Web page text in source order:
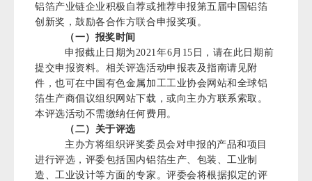
铝箔产业链企业积极自荐或推荐申报第五届中国铝箔
创新奖，鼓励各合作方联合申报奖项。
（一）报奖时间
申报截止日期为2021年6月15日，请在此日期前
提交申报资料。相关评选活动申报表及指南请见附
件，也可在中国有色金属加工工业协会网站和全球铝
箔生产商倡议组织网站下载，或向主办方联系索取。
本评选活动不需缴纳任何费用。
（二）关于评选
主办方将组织评奖委员会对申报的产品和项目
进行评选，评委包括国内铝箔生产、包装、工业制
造、工业设计等方面的专家。评委会将根据拟定的评